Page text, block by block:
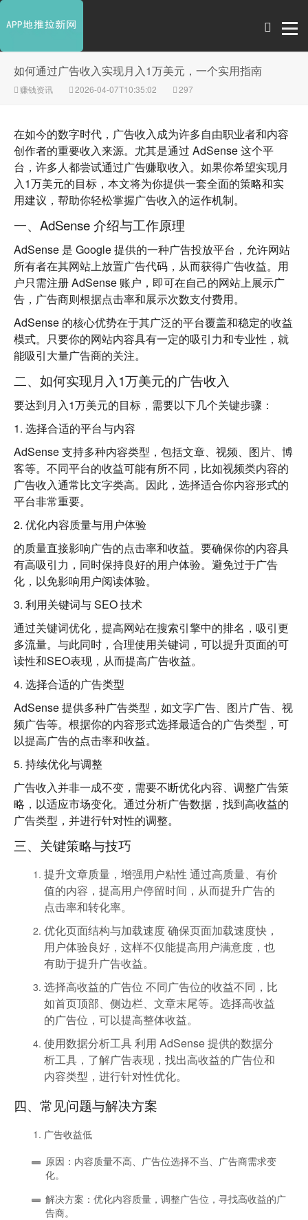
如何通过广告收入实现月入1万美元，一个实用指南
赚钱资讯 2026-04-07T10:35:02 297
在如今的数字时代，广告收入成为许多自由职业者和内容
创作者的重要收入来源。尤其是通过 AdSense这个平
台，许多人都尝试通过广告赚取收入。如果你希望实现月
入1万美元的目标，本文将为你提供一套全面的策略和实
用建议，帮助你轻松掌握广告收入的运作机制。
一、AdSense 介绍与工作原理
AdSense 是 Google 提供的一种广告投放平台，允许网站
所有者在其网站上放置广告代码，从而获得广告收益。用
户只需注册 AdSense 账户，即可在自己的网站上展示广
告，广告商则根据点击率和展示次数支付费用。
AdSense 的核心优势在于其广泛的平台覆盖和稳定的收益
模式。只要你的网站内容具有一定的吸引力和专业性，就
能吸引大量广告商的关注。
二、如何实现月入1万美元的广告收入
要达到月入1万美元的目标，需要以下几个关键步骤：
1. 选择合适的平台与内容
AdSense 支持多种内容类型，包括文章、视频、图片、博
客等。不同平台的收益可能有所不同，比如视频类内容的
广告收入通常比文字类高。因此，选择适合你内容形式的
平台非常重要。
2. 优化内容质量与用户体验
的质量直接影响广告的点击率和收益。要确保你的内容具
有高吸引力，同时保持良好的用户体验。避免过于广告
化，以免影响用户阅读体验。
3. 利用关键词与 SEO 技术
通过关键词优化，提高网站在搜索引擎中的排名，吸引更
多流量。与此同时，合理使用关键词，可以提升页面的可
读性和SEO表现，从而提高广告收益。
4. 选择合适的广告类型
AdSense 提供多种广告类型，如文字广告、图片广告、视
频广告等。根据你的内容形式选择最适合的广告类型，可
以提高广告的点击率和收益。
5. 持续优化与调整
广告收入并非一成不变，需要不断优化内容、调整广告策
略，以适应市场变化。通过分析广告数据，找到高收益的
广告类型，并进行针对性的调整。
三、关键策略与技巧
提升文章质量，增强用户粘性 通过高质量、有价
值的内容，提高用户停留时间，从而提升广告的
点击率和转化率。
优化页面结构与加载速度确保页面加载速度快，
用户体验良好，这样不仅能提高用户满意度，也
有助于提升广告收益。
选择高收益的广告位 不同广告位的收益不同，比
如首页顶部、侧边栏、文章末尾等。选择高收益
的广告位，可以提高整体收益。
使用数据分析工具利用 AdSense 提供的数据分
析工具，了解广告表现，找出高收益的广告位和
内容类型，进行针对性优化。
四、常见问题与解决方案
广告收益低
原因：内容质量不高、广告位选择不当、广告商需求变
化。
解决方案：优化内容质量，调整广告位，寻找高收益的广
告商。